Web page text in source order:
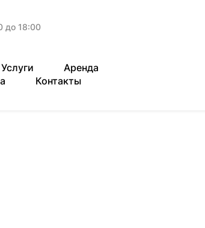
до 18:00
Услуги
Аренда
Контакты